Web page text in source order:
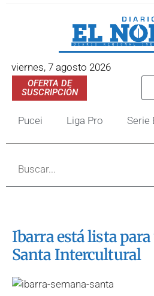
viernes, 7 agosto 2026
OFERTA DE
SUSCRIPCIÓN
Pucei Liga Pro Serie
Ibarra está lista
Santa Intercultural